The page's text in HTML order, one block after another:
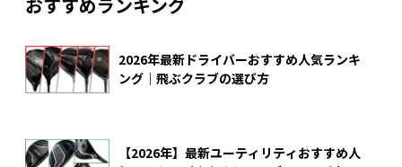
2026年最新ドライバーおすすめ人気ランキ
ング｜飛ぶクラブの選び方
【2026年】最新ユーティリティおすすめ人